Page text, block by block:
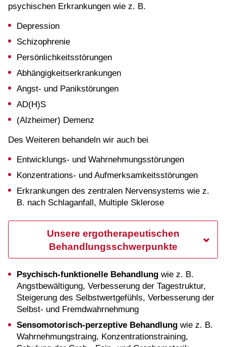
psychischen Erkrankungen wie z. B.
Depression
Schizophrenie
Persönlichkeitsstörungen
Abhängigkeitserkrankungen
Angst- und Panikstörungen
AD(H)S
(Alzheimer) Demenz
Des Weiteren behandeln wir auch bei
Entwicklungs- und Wahrnehmungsstörungen
Konzentrations- und Aufmerksamkeitsstörungen
Erkrankungen des zentralen Nervensystems wie z.
B. nach Schlaganfall, Multiple Sklerose
Unsere ergotherapeutischen
Behandlungsschwerpunkte
Psychisch-funktionelle Behandlungwie z. B.
Angstbewältigung, Verbesserung der Tagestruktur,
Steigerung des Selbstwertgefühls, Verbesserung der
Selbst- und Fremdwahrnehmung
Sensomotorisch-perzeptive Behandlungwie z. B.
Wahrnehmungstraing, Konzentrationstraining,